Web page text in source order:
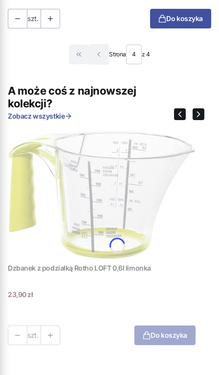
szt. Do koszyka
Wróć do pierwszej strony z produktami
Strona z 4
A może coś z najnowszej
kolekcji?
Zobacz wszystkie
Dzbanek z podziałką Rotho LOFT 0,6l limonka
Cena
23,90 zł
szt. Do koszyka